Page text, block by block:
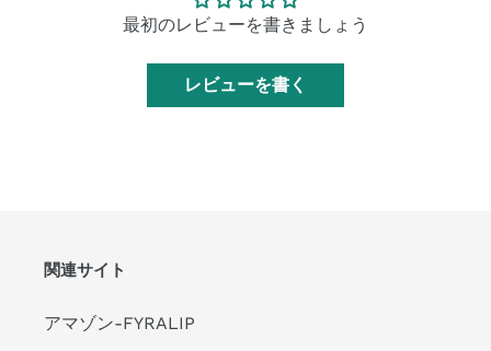
最初のレビューを書きましょう
レビューを書く
関連サイト
アマゾン-FYRALIP